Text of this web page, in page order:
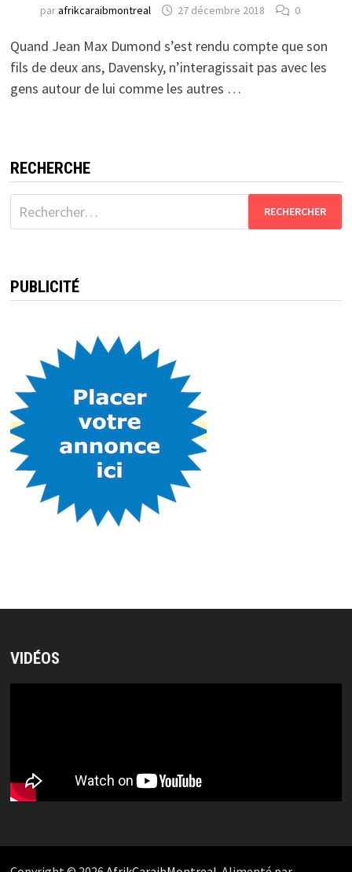
parafrikcaraibmontreal 27 décembre 2018 0
Quand Jean Max Dumond s’est rendu compte que son
fils de deux ans, Davensky, n’interagissait pas avec les
gens autour de lui comme les autres …
RECHERCHE
Rechercher :
PUBLICITÉ
VIDÉOS